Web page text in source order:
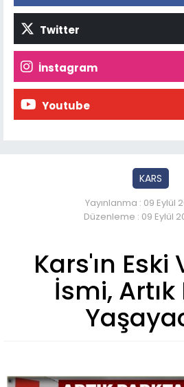
Twitter
İnstagram
Youtube
KARS
Yayınlanma : 09 Eylül
Düzenleme : 09 Eylül
Kars'ın
İsmi,